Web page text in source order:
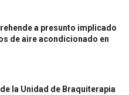
a presunto implicado
de aire acondicionado en
la Unidad de Braquiterapia